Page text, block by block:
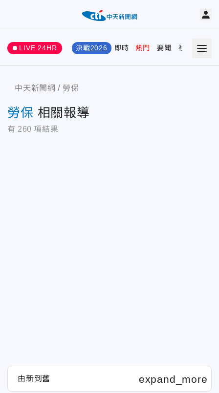
LIVE 24HR 決戰2026 即時 熱門 要聞 社會 娛樂
中天新聞網 勞保
勞保 相關報導
有 260 項結果